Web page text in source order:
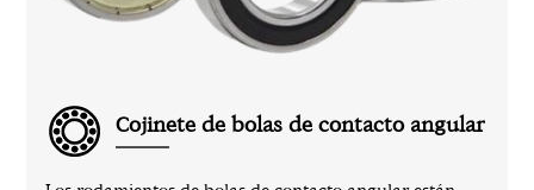
Cojinete de bolas de contacto angular